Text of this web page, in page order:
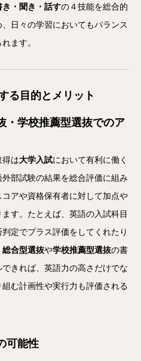
き・聞き・話すの４技能を総合的
日々の学習においてもバランス
ます。
る目的とメリット
学校推薦型選抜でのア
得は大学入試において有利に働く
部試験の結果を総合評価に組み
アや資格保有者に対して加点や
す。たとえば、英語の入試科目
定でプラス評価をしてくれたり
総合型選抜や学校推薦型選抜の書
きれば、英語力の高さだけでな
む計画性や実行力も評価される
可能性